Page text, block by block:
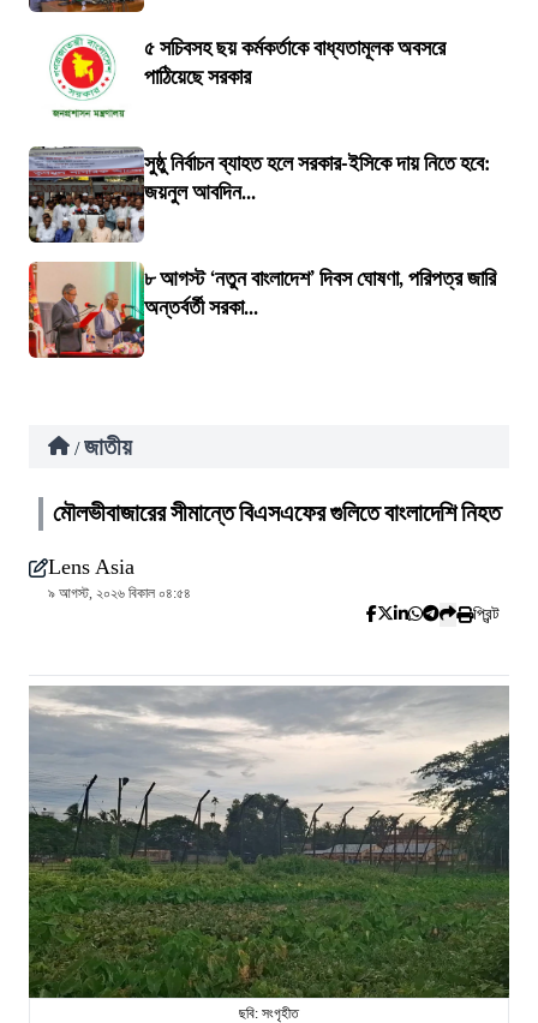
৫ সচিবসহ ছয় কর্মকর্তাকে বাধ্যতামূলক অবসরে
পাঠিয়েছে সরকার
সুষ্ঠু নির্বাচন ব্যাহত হলে সরকার-ইসিকে দায় নিতে হবে:
জয়নুল আবদিন...
৮ আগস্ট ‘নতুন বাংলাদেশ’ দিবস ঘোষণা, পরিপত্র জারি
অন্তর্বর্তী সরকা...
/ জাতীয়
মৌলভীবাজারের সীমান্তে বিএসএফের গুলিতে বাংলাদেশি নিহত
Lens Asia
৯ আগস্ট, ২০২৬ বিকাল ০৪:৫৪
প্রিন্ট
ছবি: সংগৃহীত